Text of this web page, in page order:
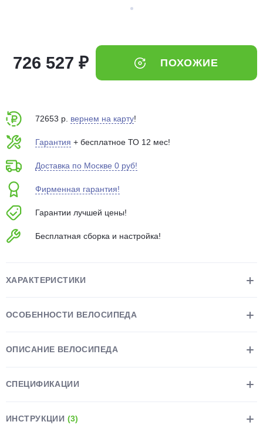
726 527 ₽ ПОХОЖИЕ
72653 р. вернем на карту!
Гарантия + бесплатное ТО 12 мес!
Доставка по Москве 0 руб!
Фирменная гарантия!
Гарантии лучшей цены!
Бесплатная сборка и настройка!
ХАРАКТЕРИСТИКИ
ОСОБЕННОСТИ ВЕЛОСИПЕДА
ОПИСАНИЕ ВЕЛОСИПЕДА
СПЕЦИФИКАЦИИ
ИНСТРУКЦИИ (3)
выбранный способом
75% будут
Подробнее
Остались вопросы?